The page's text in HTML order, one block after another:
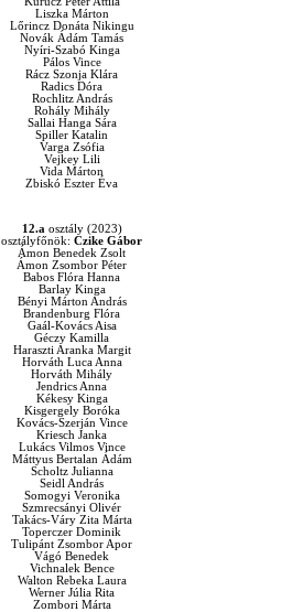
Liszka Márton
Lőrincz Donáta Nikingu
Novák Ádám Tamás
Nyíri-Szabó Kinga
Pálos Vince
Rácz Szonja Klára
Radics Dóra
Rochlitz András
Rohály Mihály
Sallai Hanga Sára
Spiller Katalin
Varga Zsófia
Vejkey Lili
Vida Márton
Zbiskó Eszter Éva
12.a osztály (2023)
osztályfőnök: Czike Gábor
Ámon Benedek Zsolt
Ámon Zsombor Péter
Babos Flóra Hanna
Barlay Kinga
Bényi Márton András
Brandenburg Flóra
Gaál-Kovács Aisa
Géczy Kamilla
Haraszti Aranka Margit
Horváth Luca Anna
Horváth Mihály
Jendrics Anna
Kékesy Kinga
Kisgergely Boróka
Kovács-Szerján Vince
Kriesch Janka
Lukács Vilmos Vince
Máttyus Bertalan Ádám
Scholtz Julianna
Seidl András
Somogyi Veronika
Szmrecsányi Olivér
Takács-Váry Zita Márta
Toperczer Dominik
Tulipánt Zsombor Apor
Vágó Benedek
Vichnalek Bence
Walton Rebeka Laura
Werner Júlia Rita
Zombori Márta